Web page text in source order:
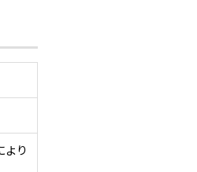
より